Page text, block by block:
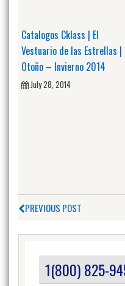
Catalogos Cklass | El
Vestuario de las Estrellas |
Otoño – Invierno 2014
July 28, 2014
PREVIOUS POST
1(800) 825-